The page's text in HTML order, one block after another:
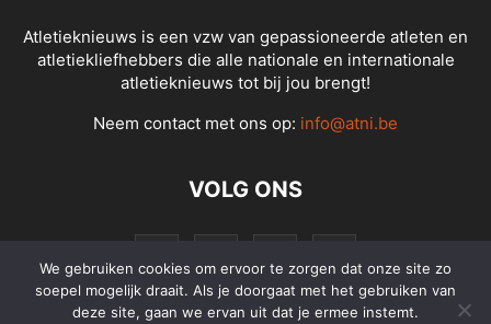
Atletieknieuws is een vzw van gepassioneerde atleten en
atletiekliefhebbers die alle nationale en internationale
atletieknieuws tot bij jou brengt!
Neem contact met ons op: info@atni.be
VOLG ONS
We gebruiken cookies om ervoor te zorgen dat onze site zo
soepel mogelijk draait. Als je doorgaat met het gebruiken van
deze site, gaan we ervan uit dat je ermee instemt.